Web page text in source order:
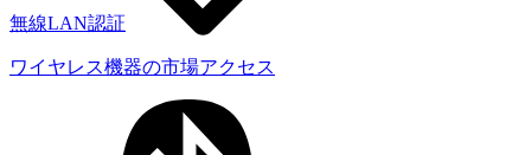
無線LAN認証
ワイヤレス機器の市場アクセス